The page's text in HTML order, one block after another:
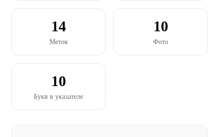
14
Меток
10
Фото
10
Букв в указателе